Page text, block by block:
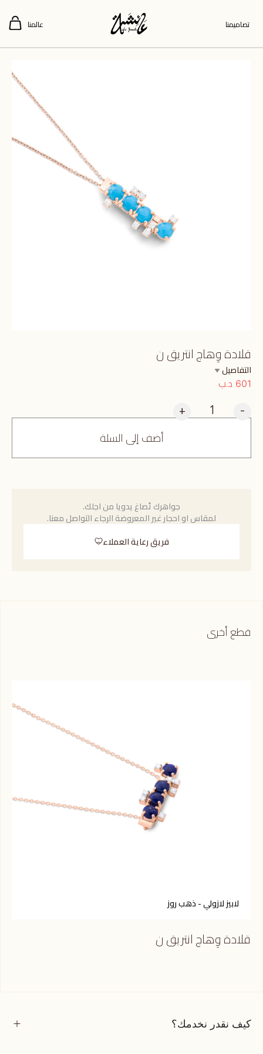
تصاميمنا عالمنا
قلادة وِهاج انتريق ن
التفاصيل
601 د.ب
-
+
أضف إلى السلة
جواهرك تُصاغ يدويا من اجلك.
لمقاس او احجار غير المعروضة الرجاء التواصل معنا.
فريق رعاية العملاء
قطع أخرى
لابيز لازولي - ذهب روز
قلادة وِهاج انتريق ن
كيف نقدر نخدمك؟